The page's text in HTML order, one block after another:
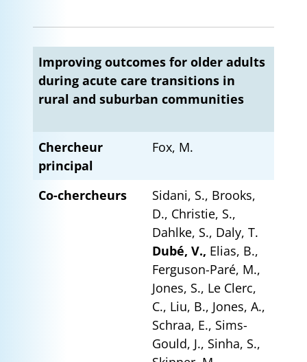
Improving outcomes for older adults
during acute care transitions in
rural and suburban communities
Chercheur
principal
Fox, M.
Co-chercheurs
Sidani, S., Brooks,
D., Christie, S.,
Dahlke, S., Daly, T.
Dubé, V., Elias, B.,
Ferguson-Paré, M.,
Jones, S., Le Clerc,
C., Liu, B., Jones, A.,
Schraa, E., Sims-
Gould, J., Sinha, S.,